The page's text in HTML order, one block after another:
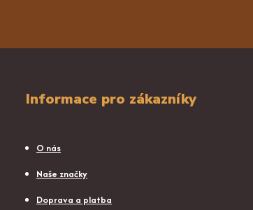
Informace pro zákazníky
O nás
Naše značky
Doprava a platba